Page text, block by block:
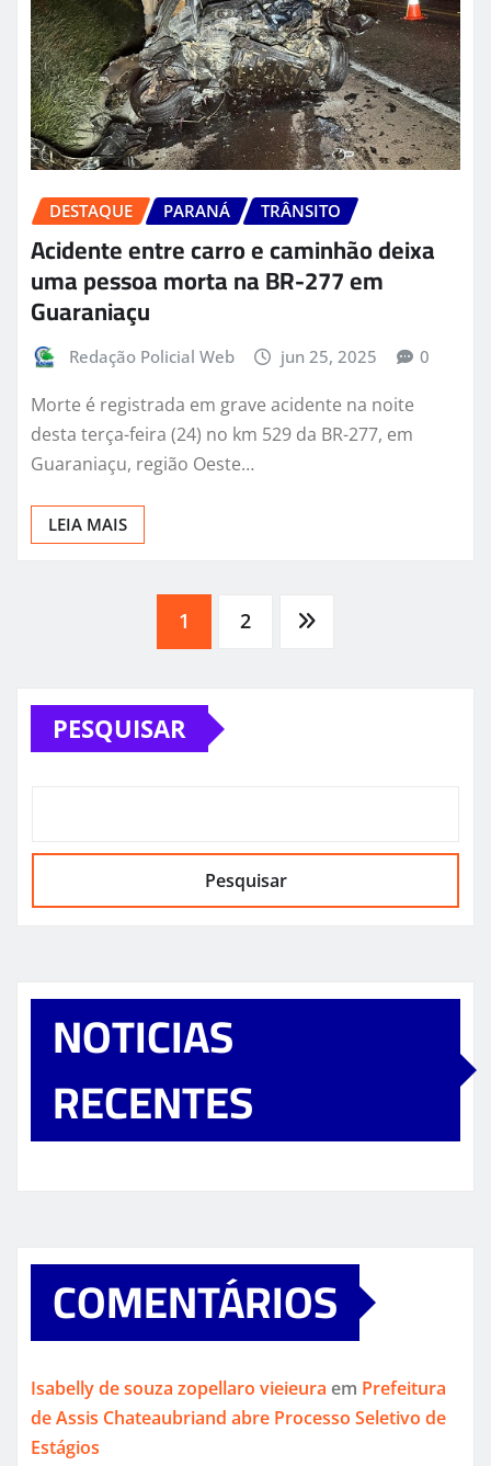
DESTAQUE PARANÁ TRÂNSITO
Acidente entre carro e caminhão deixa
uma pessoa morta na BR-277 em
Guaraniaçu
Redação Policial Web jun 25, 2025 0
Morte é registrada em grave acidente na noite
desta terça-feira (24) no km 529 da BR-277, em
Guaraniaçu, região Oeste…
LEIA MAIS
Paginação
de
posts
1 2
PESQUISAR
Pesquisar
NOTICIAS
RECENTES
COMENTÁRIOS
Isabelly de souza zopellaro vieieura em Prefeitura
de Assis Chateaubriand abre Processo Seletivo de
Estágios